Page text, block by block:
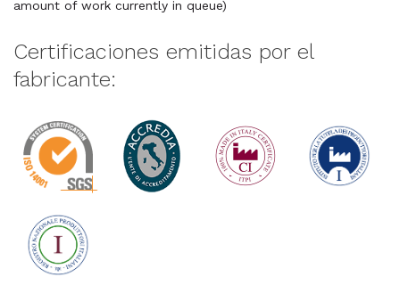
amount of work currently in queue)
Certificaciones emitidas por el
fabricante: